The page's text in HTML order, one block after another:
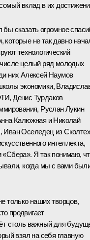
вклад в их
сказать огромное
которые не так давно
технологический
целый ряд молодых
них Алексей Наумов
экономики,
Денис Турдаков
Руслан Лукин
Калюжная и Николай
Иван Оселедец из
интеллекта,
«Сбера». Я так понимаю,
когда мы с вами
только наших творцов,
продвигает
столь важный для
взял на себя главную